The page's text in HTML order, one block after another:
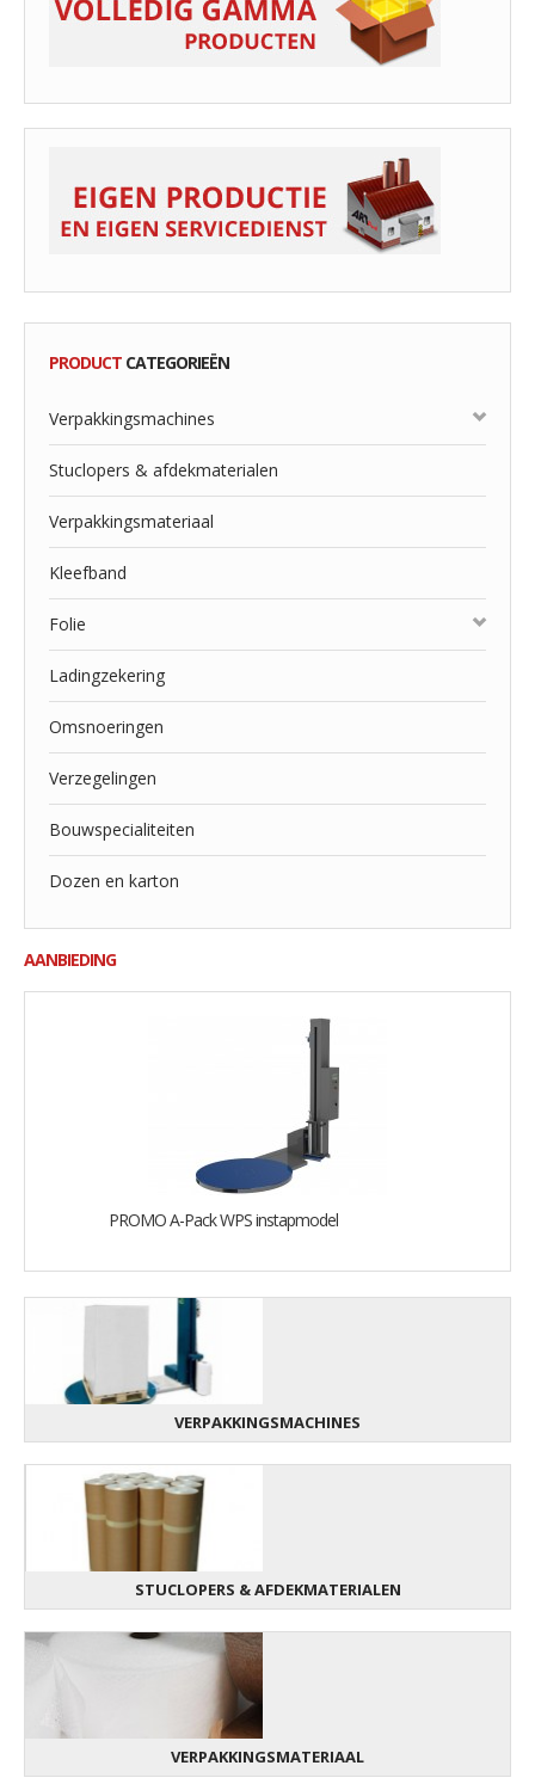
PRODUCT CATEGORIEËN
Verpakkingsmachines
Stuclopers & afdekmaterialen
Verpakkingsmateriaal
Kleefband
Folie
Ladingzekering
Omsnoeringen
Verzegelingen
Bouwspecialiteiten
Dozen en karton
AANBIEDING
PROMO A-Pack WPS instapmodel
VERPAKKINGSMACHINES
STUCLOPERS & AFDEKMATERIALEN
VERPAKKINGSMATERIAAL